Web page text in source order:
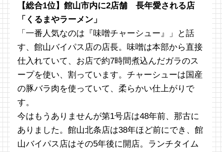
【総合1位】館山市内に2店舗 長年愛される店
「くるまやラーメン」
「一番人気なのは『味噌チャーシュー』」と話
す、館山バイパス店の店長。味噌は本部から直接
仕入れていて、お店で約7時間煮込んだガラのス
ープを使い、割っています。チャーシューは国産
の豚バラ肉を使っていて、柔らかい仕上がりで
す。
今はもうありませんが第1号店は48年前、那古に
ありました。館山北条店は38年ほど前にでき、館
山バイパス店はその5年後に開店。ランチタイム